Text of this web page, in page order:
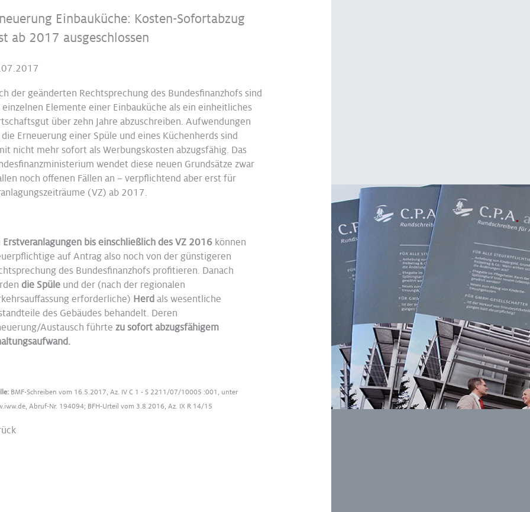
Einbauküche: Kosten-Sofortabzug
ab 2017 ausgeschlossen
der geänderten Rechtsprechung des Bundesfinanzhofs sind
einzelnen Elemente einer Einbauküche als ein einheitliches
über zehn Jahre abzuschreiben. Aufwendungen
Erneuerung einer Spüle und eines Küchenherds sind
nicht mehr sofort als Werbungskosten abzugsfähig. Das
wendet diese neuen Grundsätze zwar
noch offenen Fällen an – verpflichtend aber erst für
(VZ) ab 2017.
Erstveranlagungen bis einschließlich des VZ 2016 können
auf Antrag also noch von der günstigeren
des Bundesfinanzhofs profitieren. Danach
die Spüle und der (nach der regionalen
erforderliche) Herd als wesentliche
des Gebäudes behandelt. Deren
Austausch führte zu sofort abzugsfähigem
BMF-Schreiben vom 16.5.2017, Az. IV C 1 - S 2211/07/10005 :001, unter
Abruf-Nr. 194094; BFH-Urteil vom 3.8.2016, Az. IX R 14/15